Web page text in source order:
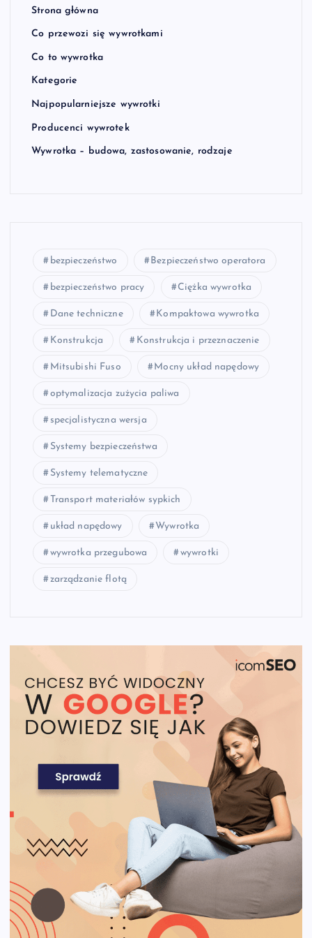
Strona główna
Co przewozi się wywrotkami
Co to wywrotka
Kategorie
Najpopularniejsze wywrotki
Producenci wywrotek
Wywrotka – budowa, zastosowanie, rodzaje
bezpieczeństwo Bezpieczeństwo operatora
bezpieczeństwo pracy Ciężka wywrotka
Dane techniczne Kompaktowa wywrotka
Konstrukcja Konstrukcja i przeznaczenie
Mitsubishi Fuso Mocny układ napędowy
optymalizacja zużycia paliwa
specjalistyczna wersja
Systemy bezpieczeństwa
Systemy telematyczne
Transport materiałów sypkich
układ napędowy Wywrotka
wywrotka przegubowa wywrotki
zarządzanie flotą